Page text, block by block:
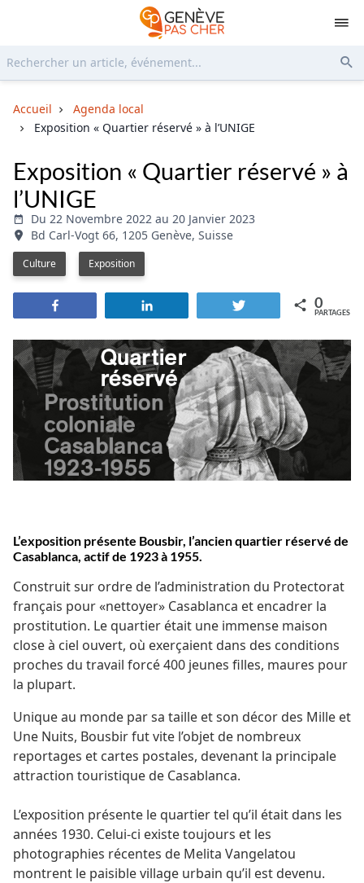
Accueil
Agenda local
Exposition « Quartier réservé » à l’UNIGE
Exposition « Quartier réservé » à
l’UNIGE
Du 22 Novembre 2022 au 20 Janvier 2023
Bd Carl-Vogt 66, 1205 Genève, Suisse
Culture Exposition
Tweetez 0
PARTAGES
L’exposition présente Bousbir, l’ancien quartier réservé de
Casablanca, actif de 1923 à 1955.
Construit sur ordre de l’administration du Protectorat
français pour «nettoyer» Casablanca et encadrer la
prostitution. Le quartier était une immense maison
close à ciel ouvert, où exerçaient dans des conditions
proches du travail forcé 400 jeunes filles, maures pour
la plupart.
Unique au monde par sa taille et son décor des Mille et
Une Nuits, Bousbir fut vite l’objet de nombreux
reportages et cartes postales, devenant la principale
attraction touristique de Casablanca.
L’exposition présente le quartier tel qu’il était dans les
années 1930. Celui-ci existe toujours et les
photographies récentes de Melita Vangelatou
montrent le paisible village urbain qu’il est devenu.